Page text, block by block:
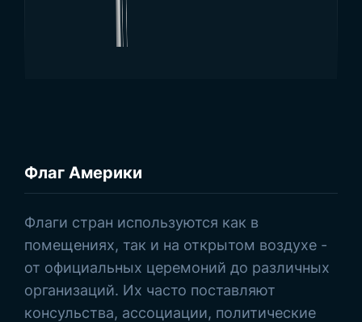
Флаг Америки
Флаги стран используются как в
помещениях, так и на открытом воздухе -
от официальных церемоний до различных
организаций. Их часто поставляют
консульства, ассоциации, политические
Просмотреть товары